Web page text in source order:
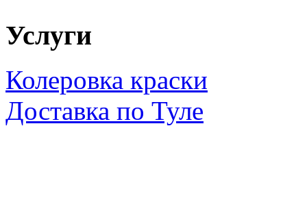
Услуги
Колеровка краски
Доставка по Туле